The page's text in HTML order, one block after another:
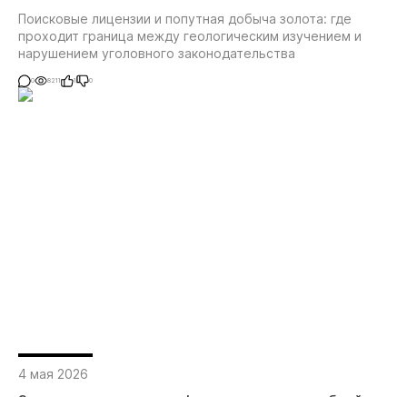
Поисковые лицензии и попутная добыча золота: где
проходит граница между геологическим изучением и
нарушением уголовного законодательства
0 8211 1 0
4 мая 2026